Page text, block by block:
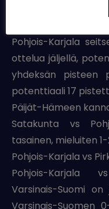
Suomi (kolme
Pohjois-Karjala
ottelua jäljellä,
yhdeksän pisteen
potenttiaali 17
Päijät-Hämeen
Satakunta vs
tasainen, mieluiten
Pohjois-Karjala vs
Pohjois-Karjala
Varsinais-Suomi
Varsinais-Suomen